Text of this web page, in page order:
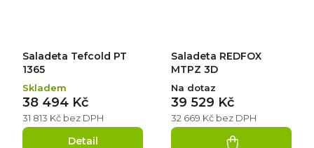
Saladeta Tefcold PT
1365
Skladem
31 813 Kč bez DPH
38 494 Kč
Detail
Saladeta REDFOX
MTPZ 3D
Na dotaz
32 669 Kč bez DPH
39 529 Kč